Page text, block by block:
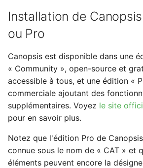
Installation de
ou Pro
Canopsis est disponible dans une
« Community », open-source et
accessible à tous, et une édition «
commerciale ajoutant des
supplémentaires. Voyez le site
pour en savoir plus.
Notez que l'édition Pro de
connue sous le nom de « CAT » et
éléments peuvent encore la